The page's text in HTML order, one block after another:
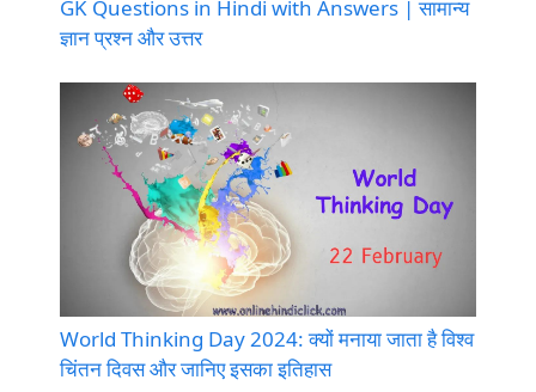
GK Questions in Hindi with Answers | सामान्य
ज्ञान प्रश्न और उत्तर
World Thinking Day 2024: क्यों मनाया जाता है विश्व
चिंतन दिवस और जानिए इसका इतिहास